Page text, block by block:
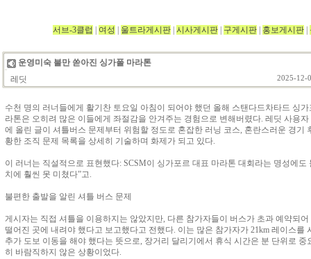
서브-3클럽 여성 울트라게시판 시사게시판 구게시판 홍보게시판
운영미숙 불만 쏟아진 싱가폴 마라톤
레딧
2025-12-
수천 명의 러너들에게 활기찬 토요일 아침이 되어야 했던 올해 스탠다드차타드 싱
라톤은 오히려 많은 이들에게 좌절감을 안겨주는 경험으로 변해버렸다. 레딧 사용자
에 올린 글이 셔틀버스 문제부터 위험할 정도로 혼잡한 러닝 코스, 혼란스러운 경기
황한 조직 문제 목록을 상세히 기술하며 화제가 되고 있다.
이 러너는 직설적으로 표현했다: SCSM이 싱가포르 대표 마라톤 대회라는 명성에도
치에 훨씬 못 미쳤다”고.
불편한 출발을 알린 셔틀 버스 문제
게시자는 직접 셔틀을 이용하지는 않았지만, 다른 참가자들이 버스가 초과 예약되
떨어진 곳에 내려야 했다고 보고했다고 전했다. 이는 많은 참가자가 21km 레이스를
추가 도보 이동을 해야 했다는 뜻으로, 장거리 달리기에서 휴식 시간은 분 단위로
히 바람직하지 않은 상황이었다.